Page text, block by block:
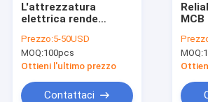
Scatola di plastica di MCB
10 scatola di modo MCB
L'attrezzatura
elettrica rende
42 che di DB il modo
si arrossisce
montato
Prezzo:5-50USD
MOQ:100pcs
Ottieni l'ultimo prezzo
Contattaci
MOQ: